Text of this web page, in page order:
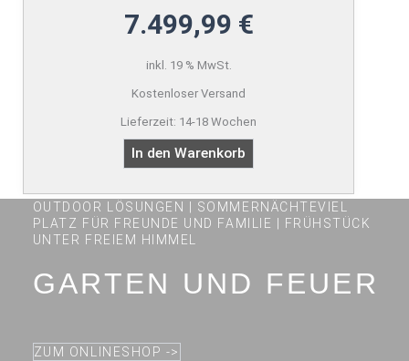
7.499,99 €
inkl. 19 % MwSt.
Kostenloser Versand
Lieferzeit: 14-18 Wochen
In den Warenkorb
OUTDOOR LÖSUNGEN | SOMMERNÄCHTEVIEL
PLATZ FÜR FREUNDE UND FAMILIE | FRÜHSTÜCK
UNTER FREIEM HIMMEL
GARTEN UND FEUER
ZUM ONLINESHOP ->